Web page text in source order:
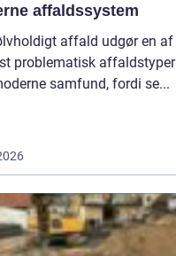
affaldssystem
affald udgør en af
problematisk affaldstyper
samfund, fordi se...